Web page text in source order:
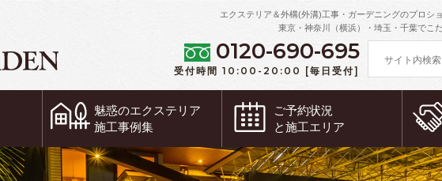
エクステリア＆外構(外溝)工事・ガーデニングのプロシ
東京・神奈川（横浜）・埼玉・千葉でこ
0120-690-695
受付時間 10:00-20:00 [毎日受付]
魅惑のエクステリア
施工事例集
ご予約状況
と施工エリア